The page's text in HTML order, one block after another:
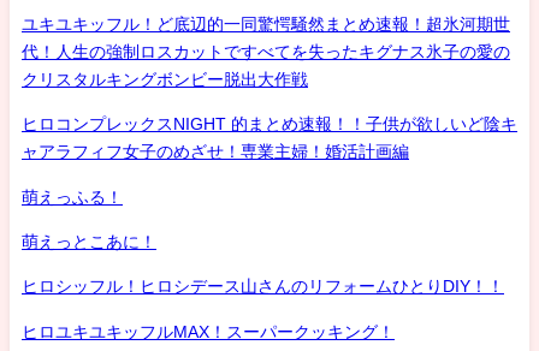
ユキユキッフル！ど底辺的一同驚愕騒然まとめ速報！超氷河期世
代！人生の強制ロスカットですべてを失ったキグナス氷子の愛の
クリスタルキングボンビー脱出大作戦
ヒロコンプレックスNIGHT 的まとめ速報！！子供が欲しいど陰キ
ャアラフィフ女子のめざせ！専業主婦！婚活計画編
萌えっふる！
萌えっとこあに！
ヒロシッフル！ヒロシデース山さんのリフォームひとりDIY！！
ヒロユキユキッフルMAX！スーパークッキング！